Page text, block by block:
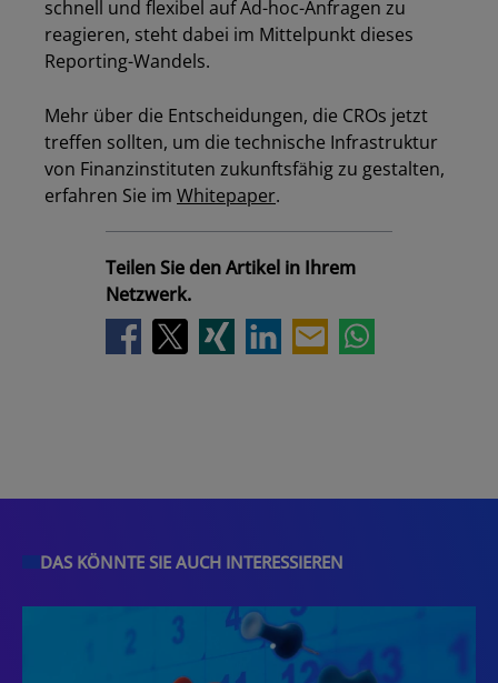
schnell und flexibel auf Ad-hoc-Anfragen zu
reagieren, steht dabei im Mittelpunkt dieses
Reporting-Wandels.
Mehr über die Entscheidungen, die CROs jetzt
treffen sollten, um die technische Infrastruktur
von Finanzinstituten zukunftsfähig zu gestalten,
erfahren Sie im Whitepaper.
Teilen Sie den Artikel in Ihrem
Netzwerk.
DAS KÖNNTE SIE AUCH INTERESSIEREN